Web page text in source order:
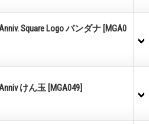
Anniv. Square Logo バンダナ [MGA0
Anniv けん玉 [MGA049]